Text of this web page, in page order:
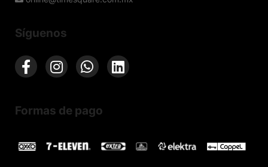
Síguenos
Formas de pago